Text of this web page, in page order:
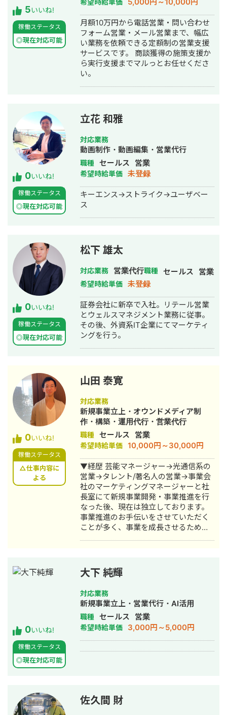
5いいね!
稼働ステータス
◎現在対応可能
希望時給単価
月額10万円から電話営業・問い合わせ
フォーム営業・メール営業まで、幅広
い業務を依頼できる定額制の営業支援
サービスです。 商談獲得の施策支援か
ら実行支援までマルっとお任せくださ
い。
0いいね!
稼働ステータス
◎現在対応可能
立花 和雅
対応業務
動画制作・動画編集・営業代行
職種 セールス 営業
希望時給単価 未登録
キーエンス→ストライク→ユーザベー
ス
0いいね!
稼働ステータス
◎現在対応可能
松下 雄太
対応業務 営業代行職種 セールス 営業
希望時給単価 未登録
証券会社に新卒で入社。リテール営業
とウェルスマネジメント業務に従事。
その後、外資系IT企業にてマーケティ
ングを行う。
0いいね!
稼働ステータス
△仕事内容に
よる
山田 泰寛
対応業務
新規事業立上・オウンドメディア制
作・構築・運用代行・営業代行
職種 セールス 営業
希望時給単価 10,000円～30,000円
▼経歴 芸能マネージャー→光通信系の
営業→タレント/著名人の営業→事業会
社のマーケティングマネージャーと社
長室にて新規事業開発・事業推進を行
なった後、現在は独立しております。
事業推進のお手伝いをさせていただく
ことが多く、事業を成長させるための
代行や事業部毎の代行を請けておりま
す。 ▼現在対応中の案件 1.人材系企業
のCMO/COO代行 2.SaaS系企業のCXO
代行/営業事業部代行 3.スタートアップ
企業の新規事業開発責任者代行 ▼対応
出来るお悩みとアプローチ例について
1.現場のプレイヤーを最適化するための
マネージャーが不足している →マネジ
メントを代行いたします 2.社内の営業
が、今後の戦略を定められていない →
0いいね!
稼働ステータス
◎現在対応可能
大下 純輝
対応業務
新規事業立上・営業代行・AI活用
職種 セールス 営業
希望時給単価 3,000円～5,000円
佐久間 財